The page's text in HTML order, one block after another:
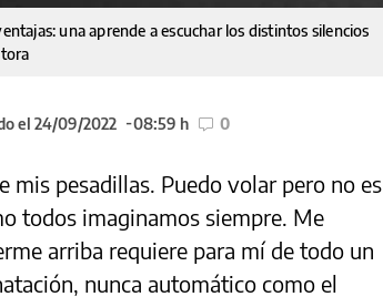
una aprende a escuchar los distintos silencios
el 24/09/2022 08:59 h 0
mis pesadillas. Puedo volar pero no es
todos imaginamos siempre. Me
arriba requiere para mí de todo un
nunca automático como el